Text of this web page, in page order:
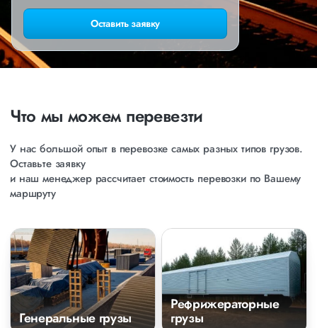
Оставить заявку
Что мы можем перевезти
У нас большой опыт в перевозке самых разных типов грузов.
Оставьте заявку
и наш менеджер рассчитает стоимость перевозки по Вашему
маршруту
Генеральные грузы
Рефрижераторные
грузы